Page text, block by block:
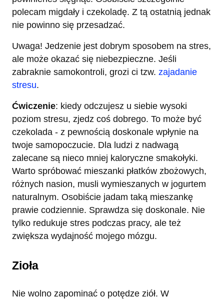
polecam migdały i czekoladę. Z tą ostatnią jednak
nie powinno się przesadzać.
Uwaga! Jedzenie jest dobrym sposobem na stres,
ale może okazać się niebezpieczne. Jeśli
zabraknie samokontroli, grozi ci tzw. zajadanie
stresu.
Ćwiczenie: kiedy odczujesz u siebie wysoki
poziom stresu, zjedz coś dobrego. To może być
czekolada - z pewnością doskonale wpłynie na
twoje samopoczucie. Dla ludzi z nadwagą
zalecane są nieco mniej kaloryczne smakołyki.
Warto spróbować mieszanki płatków zbożowych,
różnych nasion, musli wymieszanych w jogurtem
naturalnym. Osobiście jadam taką mieszankę
prawie codziennie. Sprawdza się doskonale. Nie
tylko redukuje stres podczas pracy, ale też
zwiększa wydajność mojego mózgu.
Zioła
Nie wolno zapominać o potędze ziół. W